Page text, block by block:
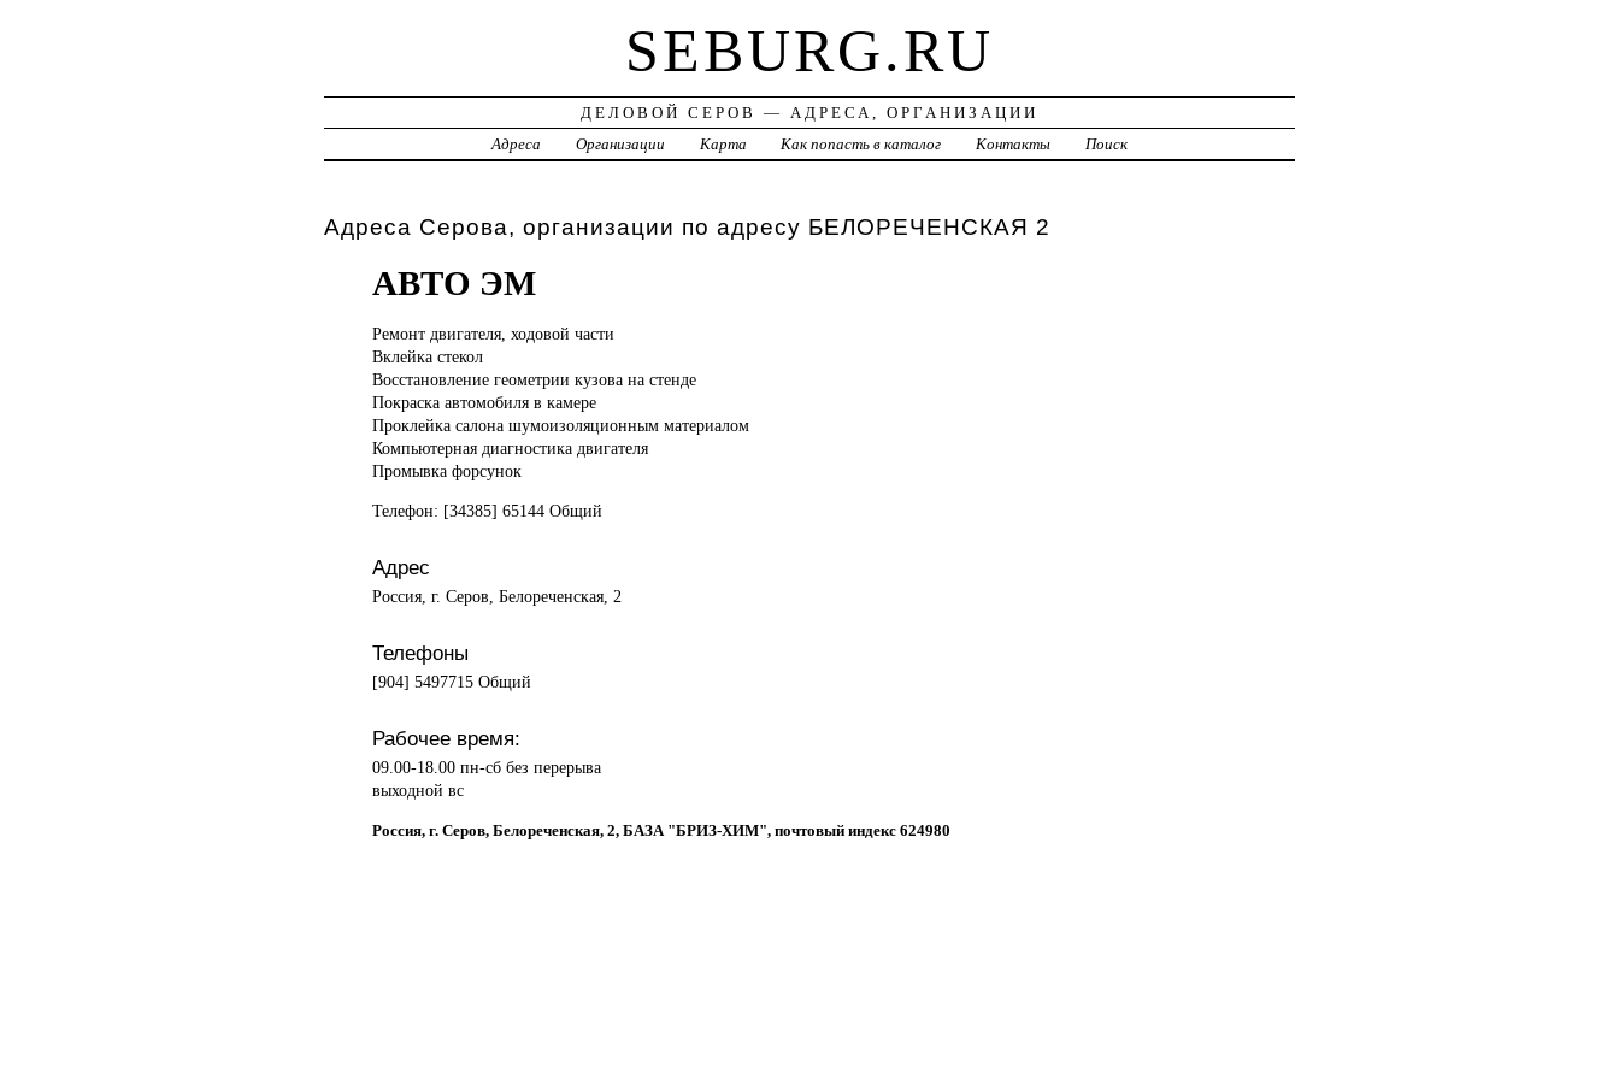
SEBURG.RU
ДЕЛОВОЙ СЕРОВ — АДРЕСА, ОРГАНИЗАЦИИ
Адреса
Организации Карта Как попасть в каталог Контакты Поиск
Адреса Серова, организации по адресу БЕЛОРЕЧЕНСКАЯ 2
АВТО ЭМ
Ремонт двигателя, ходовой части
Вклейка стекол
Восстановление геометрии кузова на стенде
Покраска автомобиля в камере
Проклейка салона шумоизоляционным материалом
Компьютерная диагностика двигателя
Промывка форсунок
Телефон: [34385] 65144 Общий
Адрес
Россия, г. Серов, Белореченская, 2
Телефоны
[904] 5497715 Общий
Рабочее время:
09.00-18.00 пн-сб без перерыва
выходной вс
Россия, г. Серов, Белореченская, 2, БАЗА "БРИЗ-ХИМ", почтовый индекс 624980